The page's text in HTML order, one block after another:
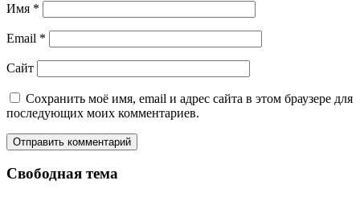
Имя *
Email *
Сайт
Сохранить моё имя, email и адрес сайта в этом браузере для
последующих моих комментариев.
Свободная тема